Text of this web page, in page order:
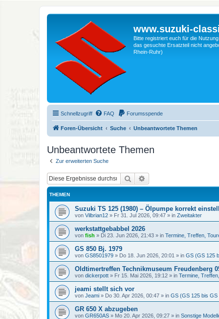
www.suzuki-
Bitte registriert euch für die
das gesuchte Ersatzteil nicht
Rhein-Ruhr)
Schnellzugriff FAQ Forumsspende
Foren-Übersicht Suche Unbeantwortete Themen
Unbeantwortete Themen
Zur erweiterten Suche
Suche
THEMEN
Suzuki TS 125 (1980) – Ölpumpe korrekt
von Vilbrian12 » Fr 31. Jul 2026, 09:47 » in Zweitakter
werkstattgebabbel 2026
von fish » Di 23. Jun 2026, 21:43 » in Termine, Treffen,
GS 850 Bj. 1979
von GS8501979 » Do 18. Jun 2026, 20:01 » in GS (GS 125
Oldtimertreffen Technikmuseum Freudenberg
von dickerpott » Fr 15. Mai 2026, 19:12 » in Termine,
jeami stellt sich vor
von Jeami » Do 30. Apr 2026, 00:47 » in GS (GS 125 bis GS
GR 650 X abzugeben
von GR650AS » Mo 20. Apr 2026, 09:27 » in Sonstige